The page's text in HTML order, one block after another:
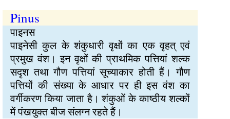
Pinus
पाइनस
पाइनेसी कुल के शंकुधारी वृक्षों का एक वृहत् एवं
प्रमुख वंश। इन वृक्षों की प्राथमिक पत्तियां शल्क
सदृश तथा गौण पत्तियां सूच्याकार होती हैं। गौण
पत्तियों की संख्या के आधार पर ही इस वंश का
वर्गीकरण किया जाता है। शंकुओं के काष्ठीय शल्कों
में पंखयुक्त बीज संलग्न रहते हैं।